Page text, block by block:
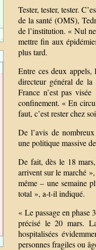
Tester, tester, tester.
de la santé (OMS),
de l’institution. « Nul
mettre fin aux
plus tard.
Entre ces deux appels,
directeur général de
France n’est pas
confinement. « En
faut, c’est rester chez
De l’avis de
une politique massive
De fait, dès le 18
arrivent sur le marché
même – une semaine
total », a-t-il indiqué.
« Le passage en phase
précisé le 20 mars.
hospitalisées
personnes fragiles ou